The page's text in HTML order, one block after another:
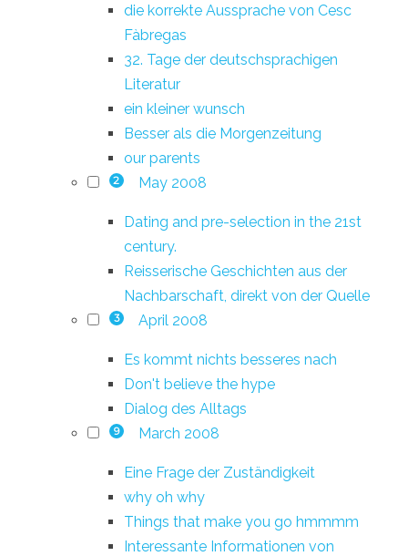
die korrekte Aussprache von Cesc
Fàbregas
32. Tage der deutschsprachigen
Literatur
ein kleiner wunsch
Besser als die Morgenzeitung
our parents
2 May 2008
Dating and pre-selection in the 21st
century.
Reisserische Geschichten aus der
Nachbarschaft, direkt von der Quelle
3 April 2008
Es kommt nichts besseres nach
Don't believe the hype
Dialog des Alltags
9 March 2008
Eine Frage der Zuständigkeit
why oh why
Things that make you go hmmmm
Interessante Informationen von